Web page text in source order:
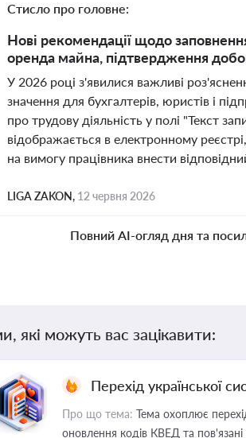
Стисло про головне:
Нові рекомендації щодо
оренда майна, підтвердження
У 2026 році з'явилися важливі
значення для бухгалтерів, юристів і
про трудову діяльність у полі "Текст
відображається в електронному
на вимогу працівника внести
LIGA ZAKON, 12 червня 2026
Повний AI-огляд дня та
які можуть вас зацікавити:
Перехід української
Про що тема: Тема охоплює
оновлення кодів КВЕД та пов'язані